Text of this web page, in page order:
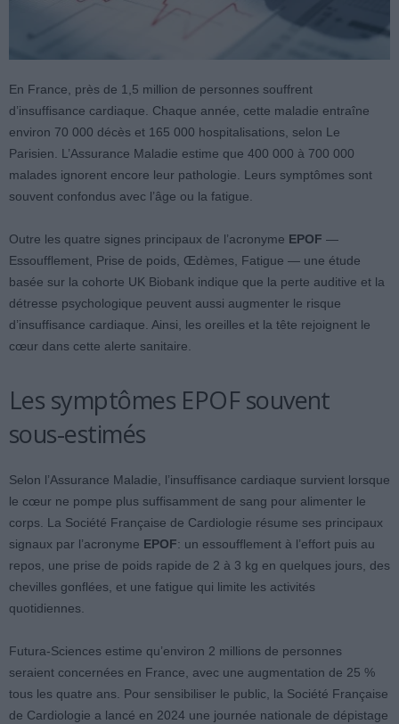
En France, près de 1,5 million de personnes souffrent
d’insuffisance cardiaque. Chaque année, cette maladie entraîne
environ 70 000 décès et 165 000 hospitalisations, selon Le
Parisien. L’Assurance Maladie estime que 400 000 à 700 000
malades ignorent encore leur pathologie. Leurs symptômes sont
souvent confondus avec l’âge ou la fatigue.
Outre les quatre signes principaux de l’acronyme EPOF —
Essoufflement, Prise de poids, Œdèmes, Fatigue — une étude
basée sur la cohorte UK Biobank indique que la perte auditive et la
détresse psychologique peuvent aussi augmenter le risque
d’insuffisance cardiaque. Ainsi, les oreilles et la tête rejoignent le
cœur dans cette alerte sanitaire.
Les symptômes EPOF souvent
sous-estimés
Selon l’Assurance Maladie, l’insuffisance cardiaque survient lorsque
le cœur ne pompe plus suffisamment de sang pour alimenter le
corps. La Société Française de Cardiologie résume ses principaux
signaux par l’acronyme EPOF: un essoufflement à l’effort puis au
repos, une prise de poids rapide de 2 à 3 kg en quelques jours, des
chevilles gonflées, et une fatigue qui limite les activités
quotidiennes.
Futura-Sciences estime qu’environ 2 millions de personnes
seraient concernées en France, avec une augmentation de 25 %
tous les quatre ans. Pour sensibiliser le public, la Société Française
de Cardiologie a lancé en 2024 une journée nationale de dépistage